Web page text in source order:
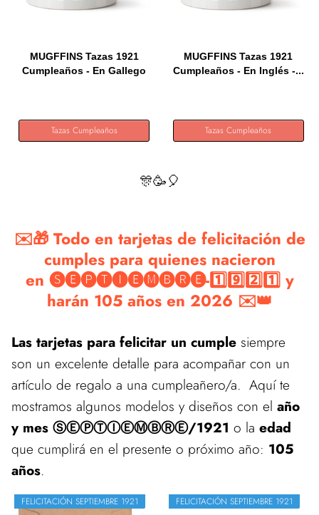
MUGFFINS Tazas 1921
Cumpleaños - En Gallego
Tazas Cumpleaños
MUGFFINS Tazas 1921
Cumpleaños - En Inglés -...
Tazas Cumpleaños
🎊🥳🎈
✉️🎁 Todo en tarjetas de felicitación de
cumples para quienes nacieron
en 🅢🅔🅟🅣🅘🅔🅜🅑🅡🅔-1️⃣9️⃣2️⃣1️⃣ y
harán 105 años en 2026 ✉️👑
Las tarjetas para felicitar un cumple siempre
son un excelente detalle para acompañar con un
artículo de regalo a una cumpleañero/a. Aquí te
mostramos algunos modelos y diseños con el año
y mes ⓈⒺⓅⓉⒾⒺⓂⒷⓇⒺ/1921 o la edad
que cumplirá en el presente o próximo año: 105
años.
FELICITACIÓN SEPTIEMBRE 1921 FELICITACIÓN SEPTIEMBRE 1921